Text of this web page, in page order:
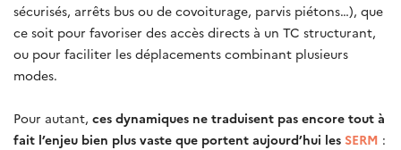
sécurisés, arrêts bus ou de covoiturage, parvis piétons…), que
ce soit pour favoriser des accès directs à un TC structurant,
ou pour faciliter les déplacements combinant plusieurs
modes.
Pour autant, ces dynamiques ne traduisent pas encore tout à
fait l’enjeu bien plus vaste que portent aujourd’hui les SERM :